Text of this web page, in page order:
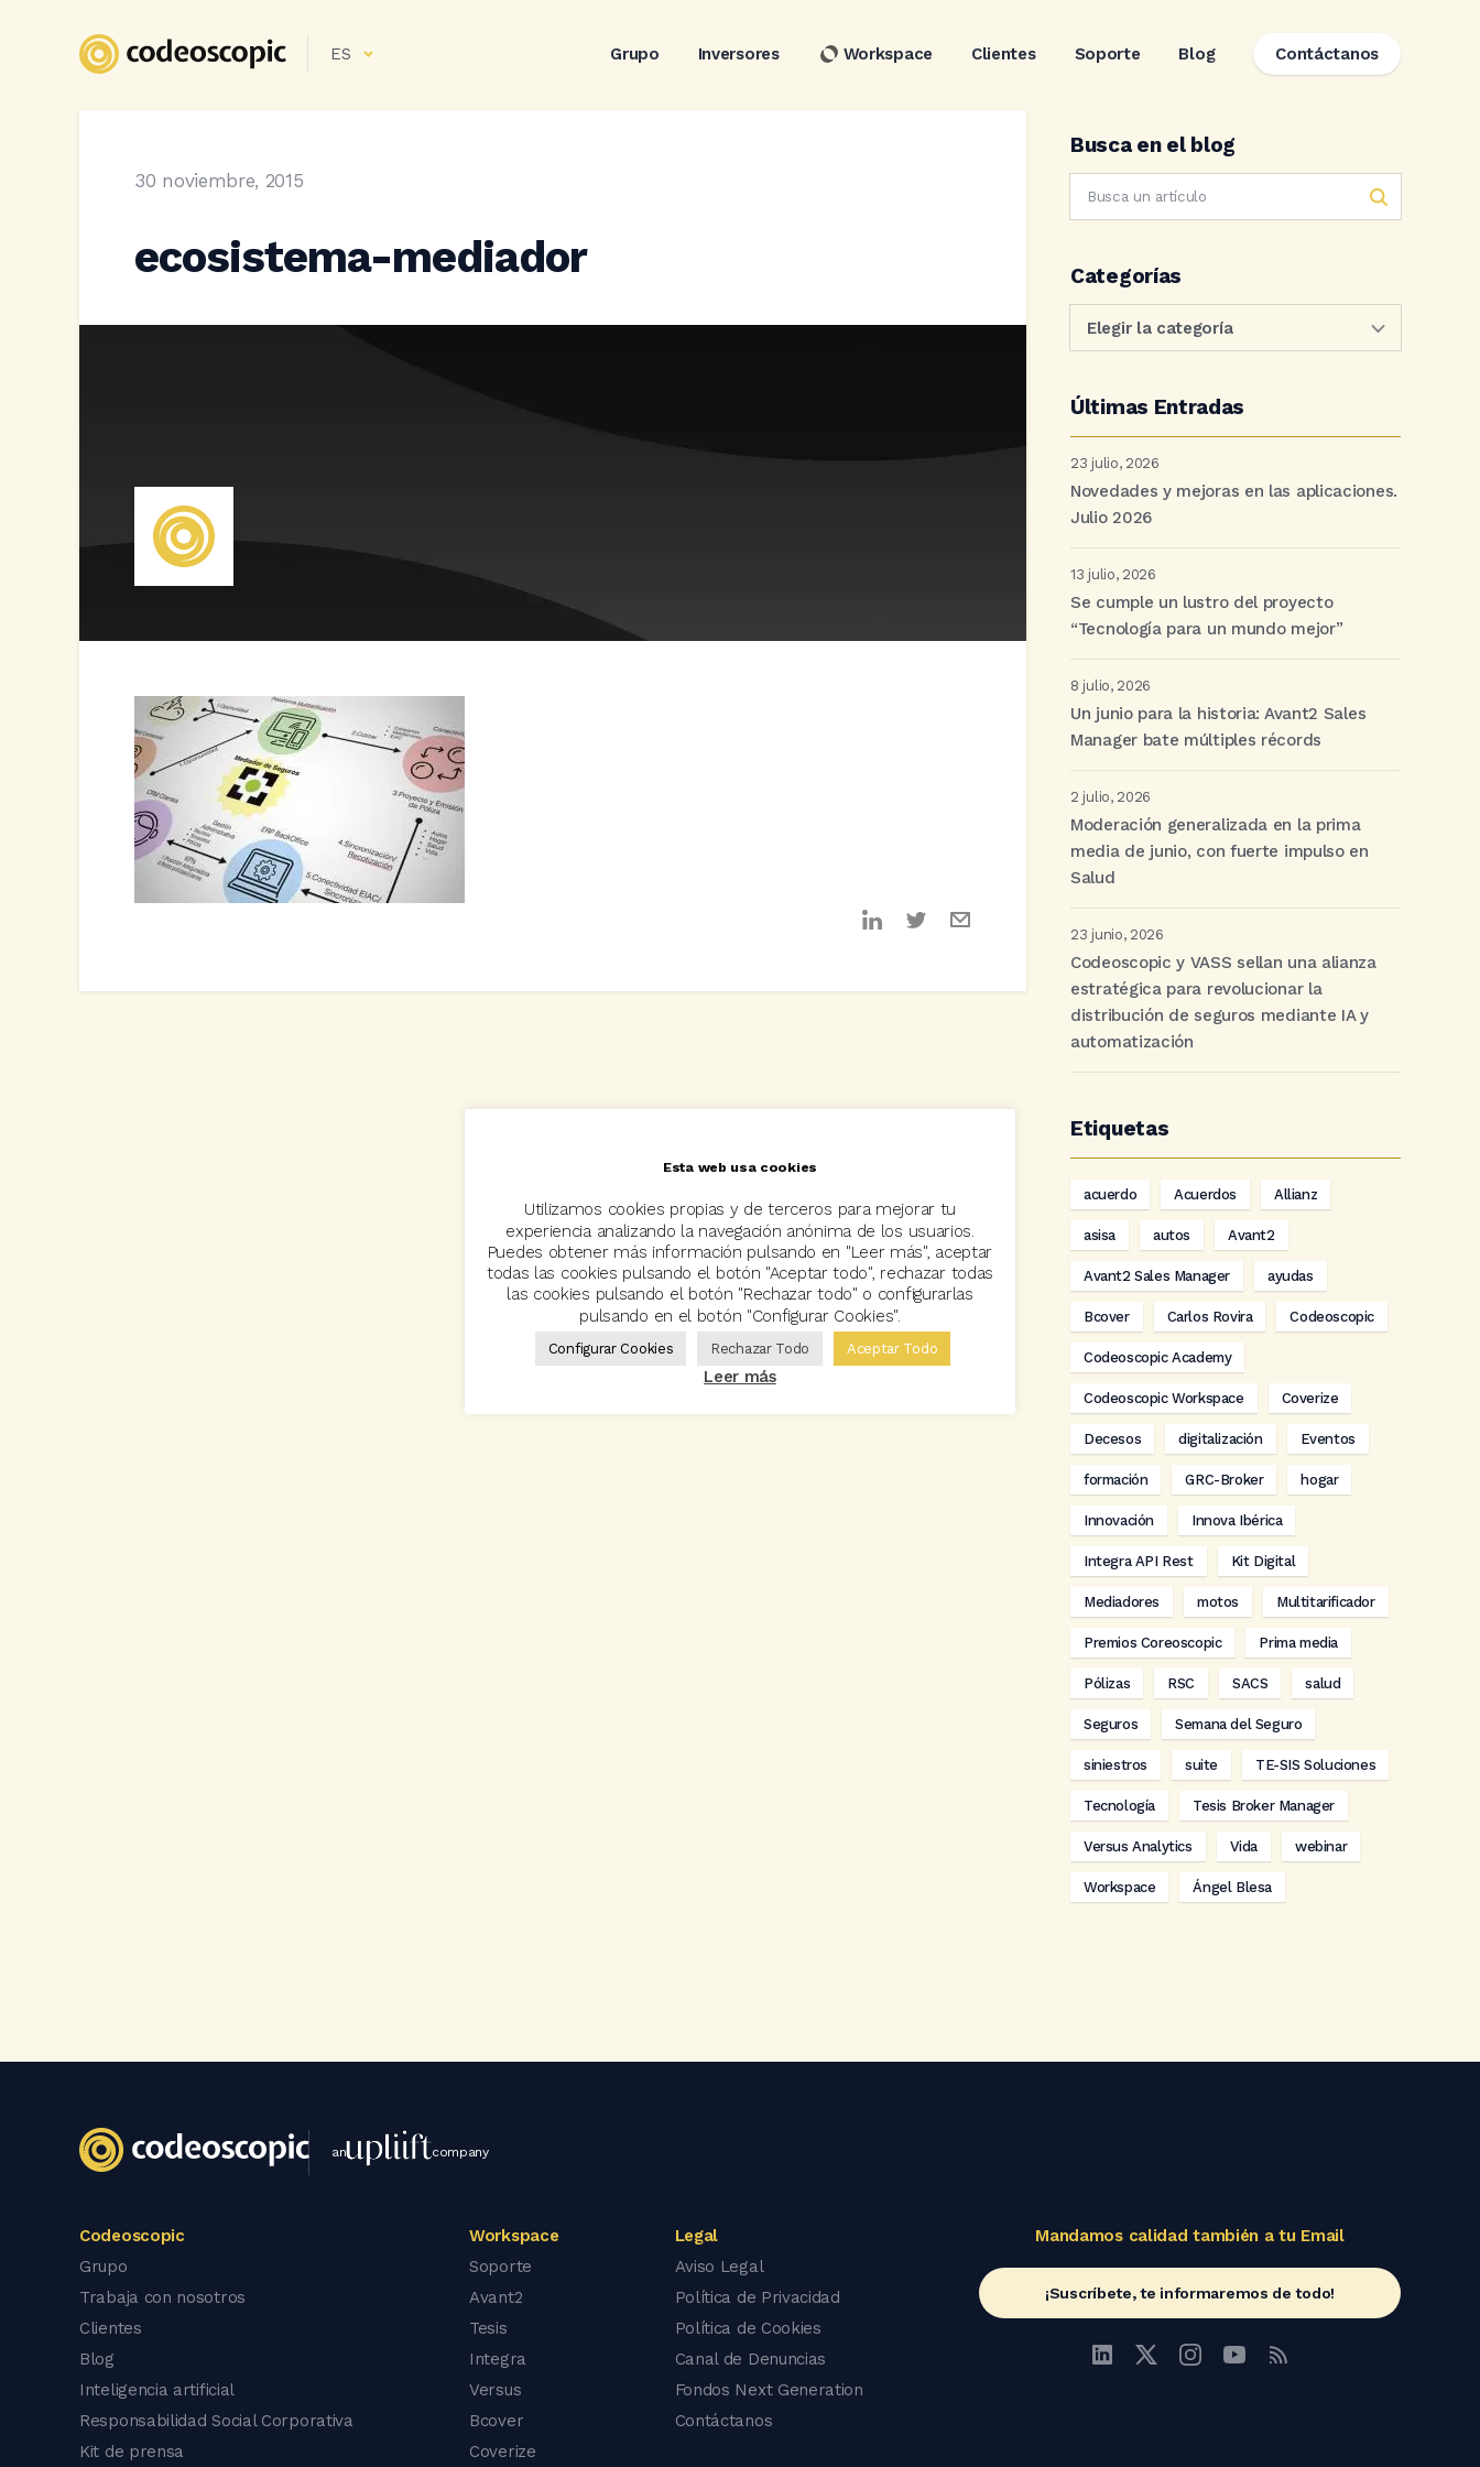
ES Grupo Inversores Workspace Clientes Soporte Blog Contáctanos
30 noviembre, 2015
ecosistema-mediador
Busca en el blog
Categorías
Últimas Entradas
23 julio, 2026
Novedades y mejoras en las aplicaciones.
Julio 2026
13 julio, 2026
Se cumple un lustro del proyecto
“Tecnología para un mundo mejor”
8 julio, 2026
Un junio para la historia: Avant2 Sales
Manager bate múltiples récords
2 julio, 2026
Moderación generalizada en la prima
media de junio, con fuerte impulso en
Salud
23 junio, 2026
Codeoscopic y VASS sellan una alianza
estratégica para revolucionar la
distribución de seguros mediante IA y
automatización
Etiquetas
acuerdo Acuerdos Allianz
asisa autos Avant2
Avant2 Sales Manager ayudas
Bcover Carlos Rovira Codeoscopic
Codeoscopic Academy
Codeoscopic Workspace Coverize
Decesos digitalización Eventos
formación GRC-Broker hogar
Innovación Innova Ibérica
Integra API Rest Kit Digital
Mediadores motos Multitarificador
Premios Coreoscopic Prima media
Pólizas RSC SACS salud
Seguros Semana del Seguro
siniestros suite TE-SIS Soluciones
Tecnología Tesis Broker Manager
Versus Analytics Vida webinar
Workspace Ángel Blesa
an company
Codeoscopic
Grupo
Trabaja con nosotros
Clientes
Blog
Inteligencia artificial
Responsabilidad Social Corporativa
Kit de prensa
Workspace
Soporte
Avant2
Tesis
Integra
Versus
Bcover
Coverize
Legal
Aviso Legal
Política de Privacidad
Política de Cookies
Canal de Denuncias
Fondos Next Generation
Contáctanos
Mandamos calidad también a tu Email
¡Suscríbete, te informaremos de todo!
Esta web usa cookies
Utilizamos cookies propias y de terceros para mejorar tu
experiencia analizando la navegación anónima de los usuarios.
Puedes obtener más información pulsando en "Leer más", aceptar
todas las cookies pulsando el botón "Aceptar todo", rechazar todas
las cookies pulsando el botón "Rechazar todo" o configurarlas
pulsando en el botón "Configurar Cookies".
Configurar Cookies Rechazar Todo Aceptar Todo
Leer más